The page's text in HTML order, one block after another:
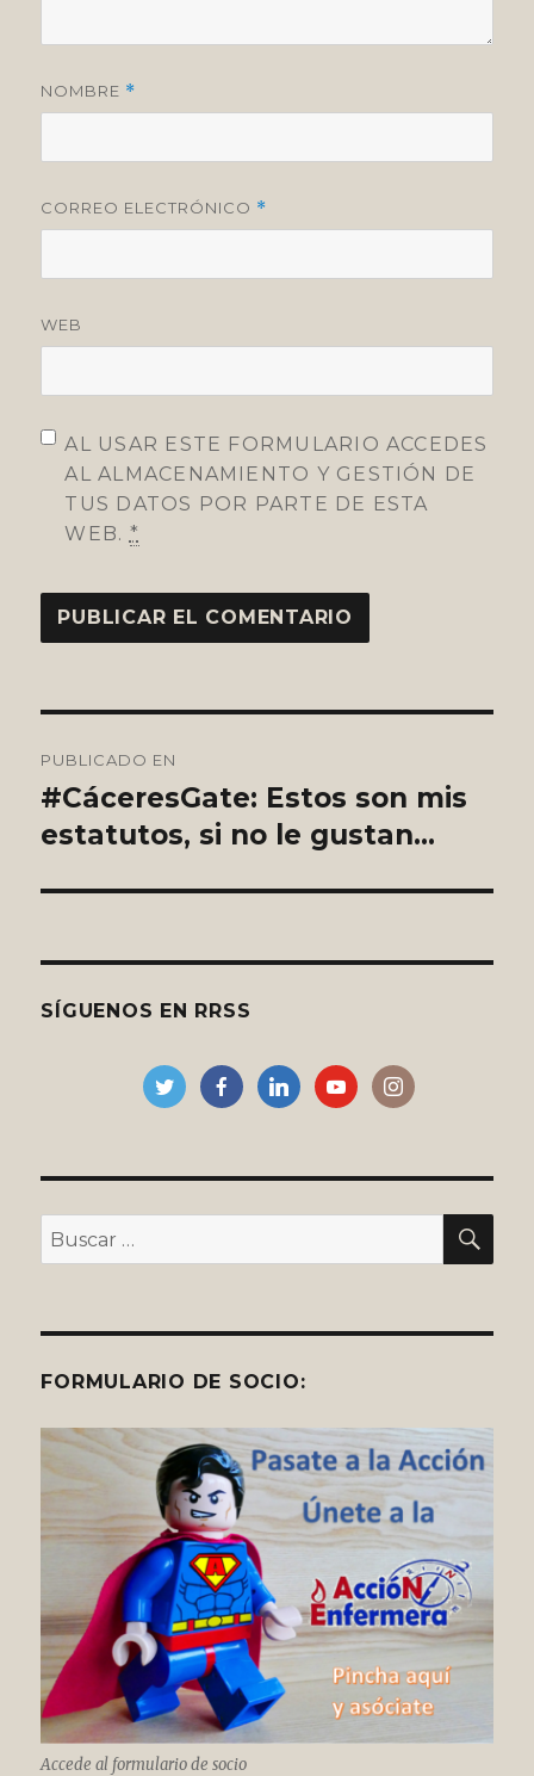
NOMBRE *
CORREO ELECTRÓNICO *
WEB
AL USAR ESTE FORMULARIO ACCEDES
AL ALMACENAMIENTO Y GESTIÓN DE
TUS DATOS POR PARTE DE ESTA
WEB. *
de
entradas
PUBLICADO EN
#CáceresGate: Estos son mis
estatutos, si no le gustan…
SÍGUENOS EN RRSS
Buscar
por:
FORMULARIO DE SOCIO:
Accede al formulario de socio